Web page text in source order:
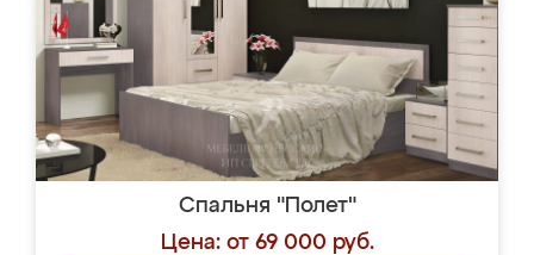
Спальня "Полет"
Цена: от 69 000 руб.